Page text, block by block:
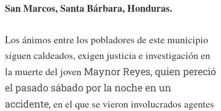
San Marcos, Santa Bárbara, Honduras.
Los ánimos entre los pobladores de este municipio
siguen caldeados, exigen justicia e investigación en
la muerte del joven Maynor Reyes, quien pereció
el pasado sábado por la noche en un
accidente, en el que se vieron involucrados agentes